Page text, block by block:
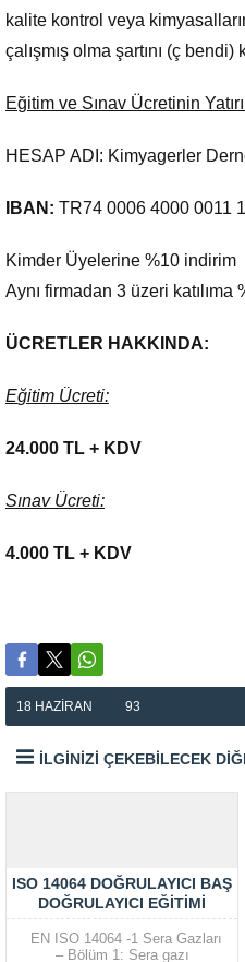
kalite kontrol veya
çalışmış olma şartını (ç
Eğitim ve Sınav Ücretinin Yat
HESAP ADI: Kimyagerler
IBAN: TR74 0006 4000 0011
Kimder Üyelerine %10 indirim
Aynı firmadan 3 üzeri katılıma
ÜCRETLER HAKKINDA:
Eğitim Ücreti:
24.000 TL + KDV
Sınav Ücreti:
4.000 TL + KDV
18 HAZIRAN 93
İLGİNİZİ ÇEKEBİLECEK
ISO 14064 DOĞRULAYICI BAŞ
DOĞRULAYICI EĞITIMI
(KASIM 2022) – İSTANBUL
EN ISO 14064 -1 Sera Gazları
– Bölüm 1: Sera gazı